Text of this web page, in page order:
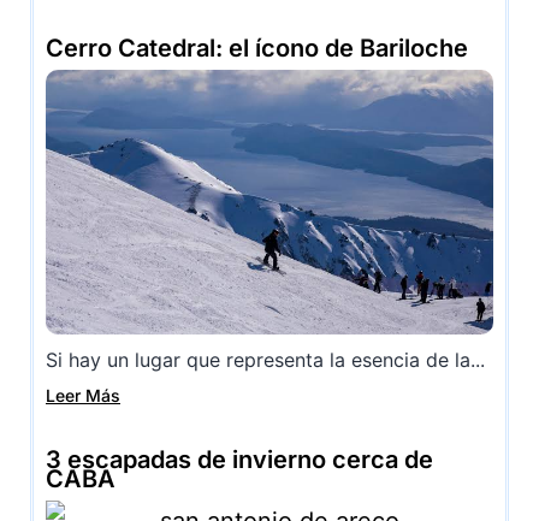
Cerro Catedral: el ícono de Bariloche
Si hay un lugar que representa la esencia de la...
Leer Más
3 escapadas de invierno cerca de
CABA